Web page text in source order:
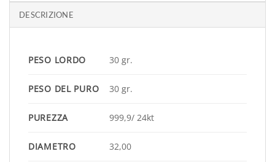
DESCRIZIONE
PESO LORDO 30 gr.
PESO DEL PURO 30 gr.
PUREZZA 999,9/ 24kt
DIAMETRO 32,00